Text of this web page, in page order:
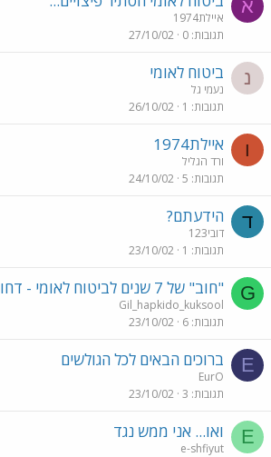
א
איילת1974
תגובות 0
27/10/02
נ ביטוח לאומי
נעמי גל
תגובות 1
26/10/02
ו איילת1974
ורד הגליל
תגובות 5
24/10/02
ד הידעתם?
דובי123
תגובות 1
23/10/02
G "חוב" של 7 שנים לביטוח לאומי - דחוף
Gil_hapkido_kuksool
תגובות 6
23/10/02
E ברוכים הבאים לכל הגולשים
EurO
תגובות 3
23/10/02
E ואו... אני ממש נגד
e-shfiyut